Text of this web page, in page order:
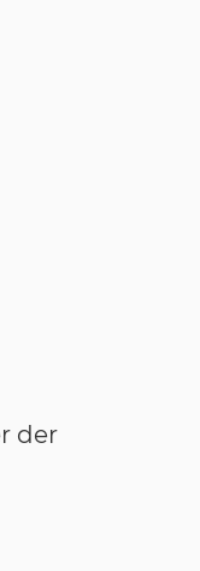
der